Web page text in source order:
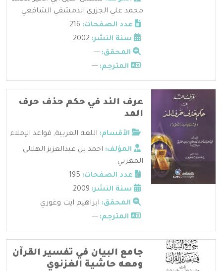
محمد علي الجزري الدمشقي الشافعي
عدد الصفحات:
سنة النشر:
المحقق: ---
المترجم: ---
عرف الند في حكم حذف حرف
المد
الأقسام: اللغة العربية, قواعد الإملاء
المؤلف: احمد بن عبدالعزيز الهلالي
المغربي
عدد الصفحات:
سنة النشر:
المحقق: ابراهيم ايت وغوري
المترجم: ---
جامع البيان في تفسير القرآن
ومعه حاشية الغزنوي